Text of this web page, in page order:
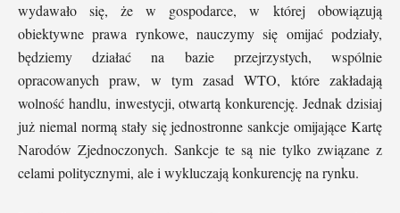
wydawało się, że w gospodarce, w której obowiązują
obiektywne prawa rynkowe, nauczymy się omijać podziały,
będziemy działać na bazie przejrzystych, wspólnie
opracowanych praw, w tym zasad WTO, które zakładają
wolność handlu, inwestycji, otwartą konkurencję. Jednak dzisiaj
już niemal normą stały się jednostronne sankcje omijające Kartę
Narodów Zjednoczonych. Sankcje te są nie tylko związane z
celami politycznymi, ale i wykluczają konkurencję na rynku.